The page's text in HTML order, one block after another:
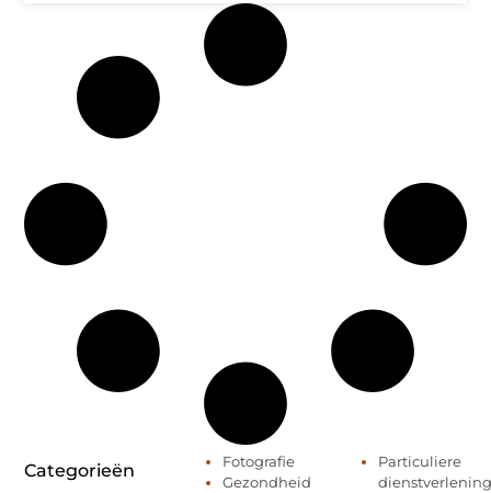
Categorieën
Fotografie
Gezondheid
Particuliere
dienstverlening